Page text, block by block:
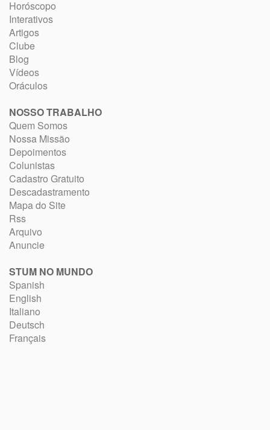
Horóscopo
Interativos
Artigos
Clube
Blog
Vídeos
Oráculos
NOSSO TRABALHO
Quem Somos
Nossa Missão
Depoimentos
Colunistas
Cadastro Gratuito
Descadastramento
Mapa do Site
Rss
Arquivo
Anuncie
STUM NO MUNDO
Spanish
English
Italiano
Deutsch
Français